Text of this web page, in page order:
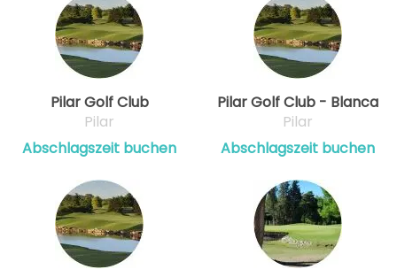
Pilar Golf Club
Pilar
Abschlagszeit buchen
Pilar Golf Club - Blanca
Pilar
Abschlagszeit buchen